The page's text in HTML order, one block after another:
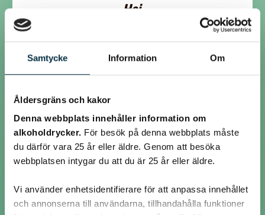
Samtycke Information Om
Åldersgräns och kakor
Denna webbplats innehåller information om
alkoholdrycker. För besök på denna webbplats måste
du därför vara 25 år eller äldre. Genom att besöka
webbplatsen intygar du att du är 25 år eller äldre.
Vi använder enhetsidentifierare för att anpassa innehållet
och annonserna till användarna, tillhandahålla funktioner
Hej,
Detta är nu åtgärdat, ledsen att ni fick
vänta hela helgen.
Daniel Ylitalo
Matklubben.se
Tack så mycket. Lennart. :)
@daniely